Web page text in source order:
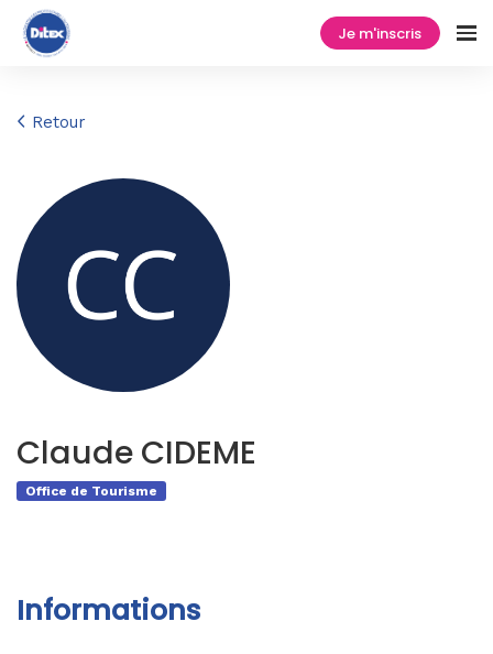
Je m'inscris
Retour
Claude CIDEME
Office de Tourisme
Informations